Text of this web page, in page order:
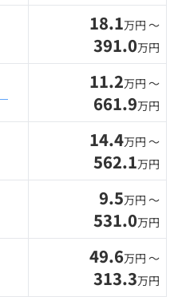
18.1万円 〜
391.0万円
11.2万円 〜
661.9万円
14.4万円 〜
562.1万円
9.5万円 〜
531.0万円
49.6万円 〜
313.3万円